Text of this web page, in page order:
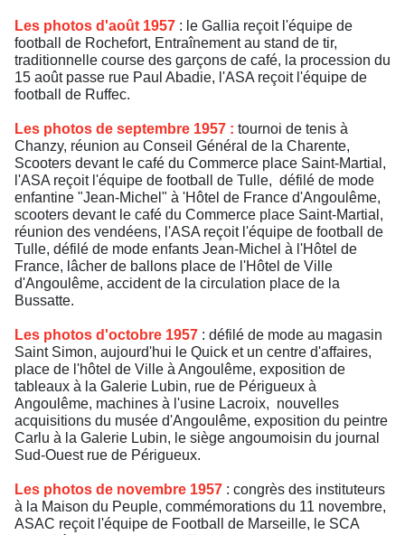
Les photos d'août 1957 : le Gallia reçoit l'équipe de
football de Rochefort, Entraînement au stand de tir,
traditionnelle course des garçons de café, la procession du
15 août passe rue Paul Abadie, l'ASA reçoit l'équipe de
football de Ruffec.
Les photos de septembre 1957 : tournoi de tenis à
Chanzy, réunion au Conseil Général de la Charente,
Scooters devant le café du Commerce place Saint-Martial,
l'ASA reçoit l'équipe de football de Tulle, défilé de mode
enfantine "Jean-Michel" à 'Hôtel de France d'Angoulême,
scooters devant le café du Commerce place Saint-Martial,
réunion des vendéens, l'ASA reçoit l'équipe de football de
Tulle, défilé de mode enfants Jean-Michel à l'Hôtel de
France, lâcher de ballons place de l'Hôtel de Ville
d'Angoulême, accident de la circulation place de la
Bussatte.
Les photos d'octobre 1957 : défilé de mode au magasin
Saint Simon, aujourd'hui le Quick et un centre d'affaires,
place de l'hôtel de Ville à Angoulême, exposition de
tableaux à la Galerie Lubin, rue de Périgueux à
Angoulême, machines à l'usine Lacroix, nouvelles
acquisitions du musée d'Angoulême, exposition du peintre
Carlu à la Galerie Lubin, le siège angoumoisin du journal
Sud-Ouest rue de Périgueux.
Les photos de novembre 1957 : congrès des instituteurs
à la Maison du Peuple, commémorations du 11 novembre,
ASAC reçoit l'équipe de Football de Marseille, le SCA